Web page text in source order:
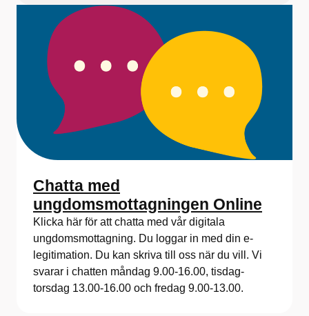
Chatta med
ungdomsmottagningen Online
Klicka här för att chatta med vår digitala
ungdomsmottagning. Du loggar in med din e-
legitimation. Du kan skriva till oss när du vill. Vi
svarar i chatten måndag 9.00-16.00, tisdag-
torsdag 13.00-16.00 och fredag 9.00-13.00.